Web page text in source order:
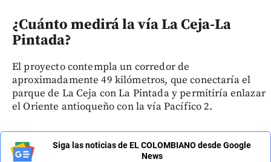
¿Cuánto medirá la vía La Ceja-La
Pintada?
El proyecto contempla un corredor de
aproximadamente 49 kilómetros, que conectaría el
parque de La Ceja con La Pintada y permitiría enlazar
el Oriente antioqueño con la vía Pacífico 2.
Siga las noticias de EL COLOMBIANO desde Google
News